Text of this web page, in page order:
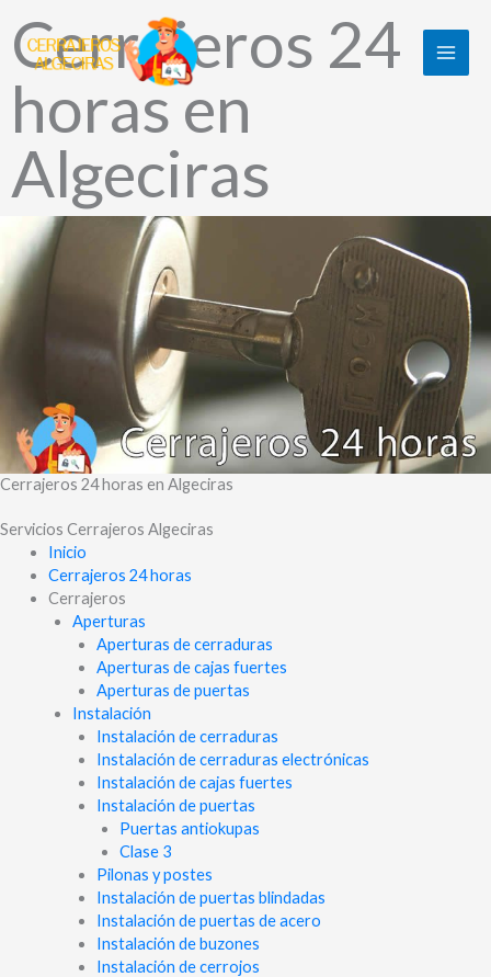
contenido
Cerrajeros 24
horas en
Algeciras
Cerrajeros 24 horas en Algeciras
Servicios Cerrajeros Algeciras
Inicio
Cerrajeros 24 horas
Cerrajeros
Aperturas
Aperturas de cerraduras
Aperturas de cajas fuertes
Aperturas de puertas
Instalación
Instalación de cerraduras
Instalación de cerraduras electrónicas
Instalación de cajas fuertes
Instalación de puertas
Puertas antiokupas
Clase 3
Pilonas y postes
Instalación de puertas blindadas
Instalación de puertas de acero
Instalación de buzones
Instalación de cerrojos